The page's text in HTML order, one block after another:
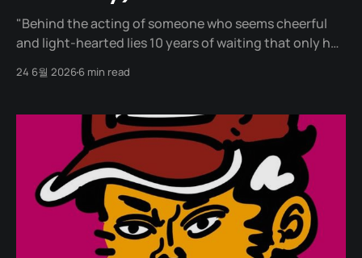
"Behind the acting of someone who seems cheerful
and light-hearted lies 10 years of waiting that only he
stage of the 58th Baeksang Arts Awards. An actor
24 6월 20266 min read